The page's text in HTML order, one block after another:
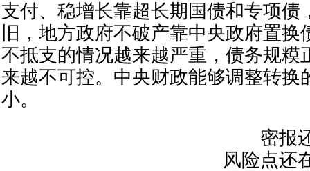
支付、稳增长靠超长期国债和专项债
旧，地方政府不破产靠中央政府置
不抵支的情况越来越严重，债务规糢
来越不可控。中央财政能够调整转换
小。
密报还
风险点还